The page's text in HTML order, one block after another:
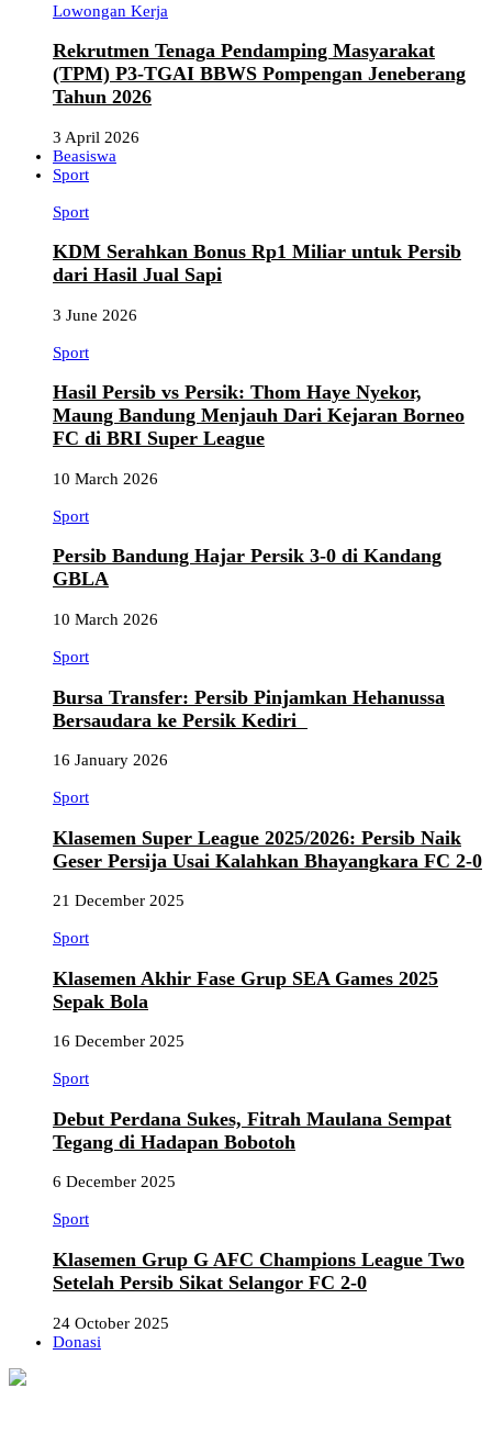
Lowongan Kerja
Rekrutmen Tenaga Pendamping Masyarakat
(TPM) P3-TGAI BBWS Pompengan Jeneberang
Tahun 2026
3 April 2026
Beasiswa
Sport
Sport
KDM Serahkan Bonus Rp1 Miliar untuk Persib
dari Hasil Jual Sapi
3 June 2026
Sport
Hasil Persib vs Persik: Thom Haye Nyekor,
Maung Bandung Menjauh Dari Kejaran Borneo
FC di BRI Super League
10 March 2026
Sport
Persib Bandung Hajar Persik 3-0 di Kandang
GBLA
10 March 2026
Sport
Bursa Transfer: Persib Pinjamkan Hehanussa
Bersaudara ke Persik Kediri
16 January 2026
Sport
Klasemen Super League 2025/2026: Persib Naik
Geser Persija Usai Kalahkan Bhayangkara FC 2-0
21 December 2025
Sport
Klasemen Akhir Fase Grup SEA Games 2025
Sepak Bola
16 December 2025
Sport
Debut Perdana Sukes, Fitrah Maulana Sempat
Tegang di Hadapan Bobotoh
6 December 2025
Sport
Klasemen Grup G AFC Champions League Two
Setelah Persib Sikat Selangor FC 2-0
24 October 2025
Donasi